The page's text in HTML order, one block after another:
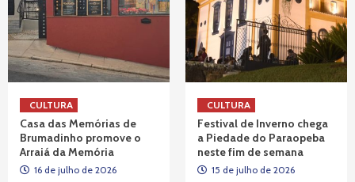
CULTURA
Casa das Memórias de
Brumadinho promove o
Arraiá da Memória
16 de julho de 2026
CULTURA
Festival de Inverno chega
a Piedade do Paraopeba
neste fim de semana
15 de julho de 2026